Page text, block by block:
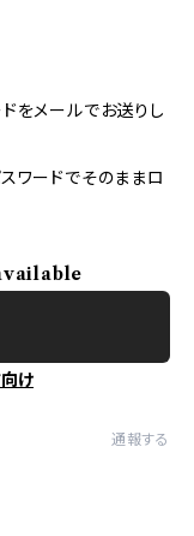
をメールでお送りし
ワードでそのままロ
け
通報する